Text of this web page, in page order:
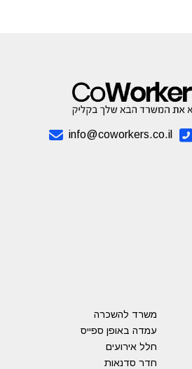
משרד להשכרה
עמדה באופן ספייס
חלל אירועים
חדר סדנאות
info@coworkers.co.il